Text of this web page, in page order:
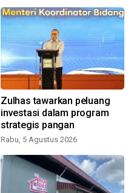
Zulhas tawarkan peluang
investasi dalam program
strategis pangan
Rabu, 5 Agustus 2026